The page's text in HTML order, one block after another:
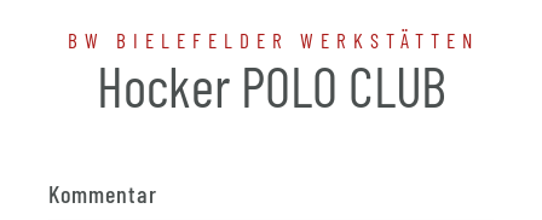
BW BIELEFELDER WERKSTÄTTEN
Hocker POLO CLUB
Kommentar